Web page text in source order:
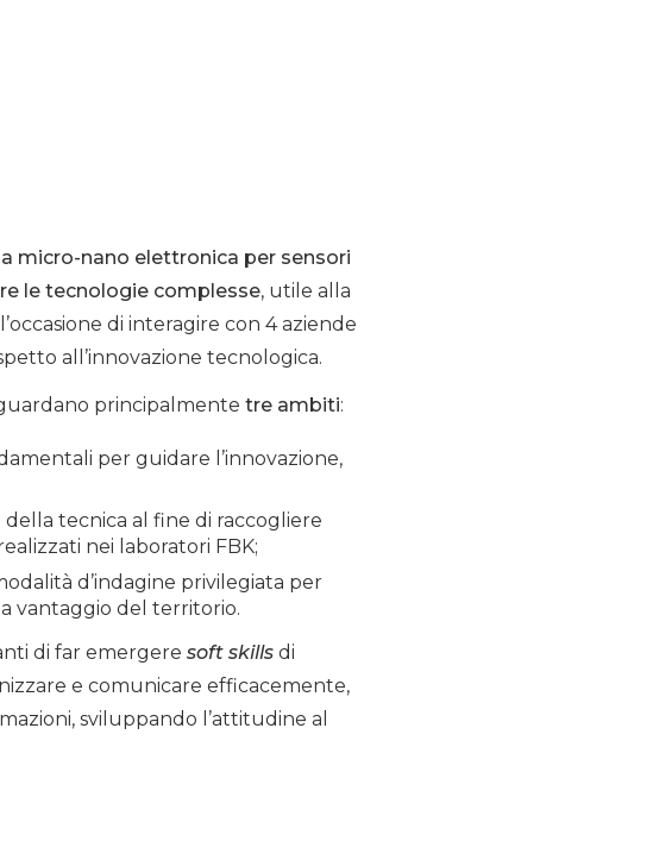
micro-nano elettronica per sensori
le tecnologie complesse, utile alla
di interagire con 4 aziende
all’innovazione tecnologica.
principalmente tre ambiti:
per guidare l’innovazione,
tecnica al fine di raccogliere
nei laboratori FBK;
d’indagine privilegiata per
vantaggio del territorio.
di far emergere soft skillsdi
e comunicare efficacemente,
sviluppando l’attitudine al